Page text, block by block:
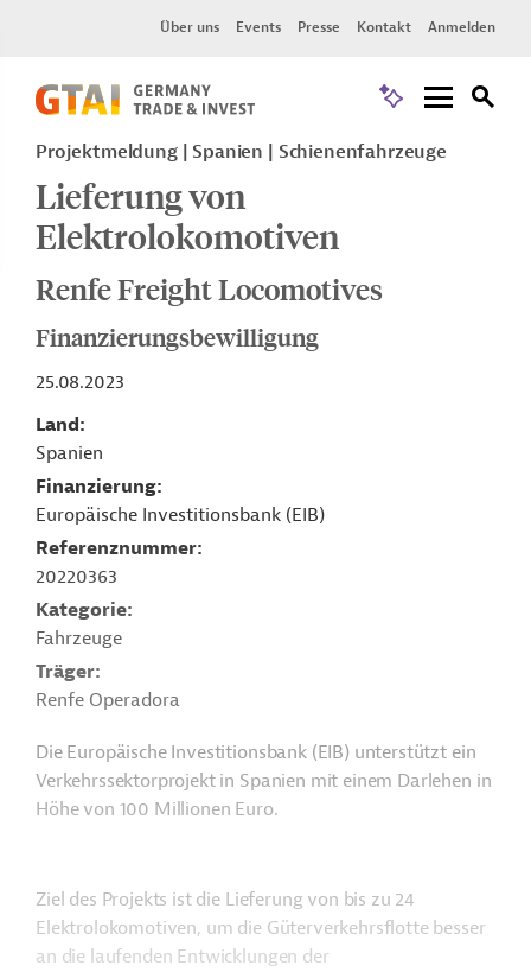
Über uns Events Presse Kontakt Anmelden
Projektmeldung Spanien Schienenfahrzeuge
Lieferung von
Elektrolokomotiven
Renfe Freight Locomotives
Finanzierungsbewilligung
25.08.2023
Land
Spanien
Finanzierung
Europäische Investitionsbank (EIB)
Referenznummer
20220363
Kategorie
Fahrzeuge
Träger
Renfe Operadora
Die Europäische Investitionsbank (EIB) unterstützt ein
Verkehrssektorprojekt in Spanien mit einem Darlehen in
Höhe von 100 Millionen Euro.
Ziel des Projekts ist die Lieferung von bis zu 24
Elektrolokomotiven, um die Güterverkehrsflotte besser
an die laufenden Entwicklungen der